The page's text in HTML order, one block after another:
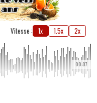
Vitesse : 1x 1.5x 2x
00:07